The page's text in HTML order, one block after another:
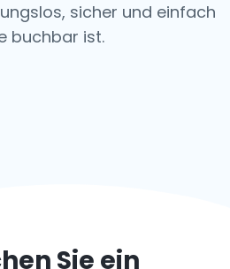
sicher und einfach
buchbar ist.
Sie ein